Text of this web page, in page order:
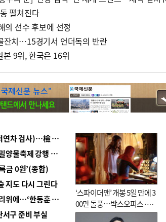
펼쳐진다
의 선수 후보에 선정
잔치…15경기서 언더독의 반란
9위, 한국은 16위
■ 검사 신분 버리고 직급하향(10년 이하 저연차 검사)…檢 중수청행 기피
■ 지역 상권도 말라죽을 판이라…가뭄 속 밀양물축제 강행 논란
금 0원’(종합)
지도 다시 그린다
■ 국힘 부산시당, ‘정이한 조력’ 시의원 윤리위에…‘한동훈 지지’도 신고접수
구 준비 부실
‘스파이더맨’ 개봉 5일 만에 3
00만 돌풍…박스오피스·예
매율 동시 1위